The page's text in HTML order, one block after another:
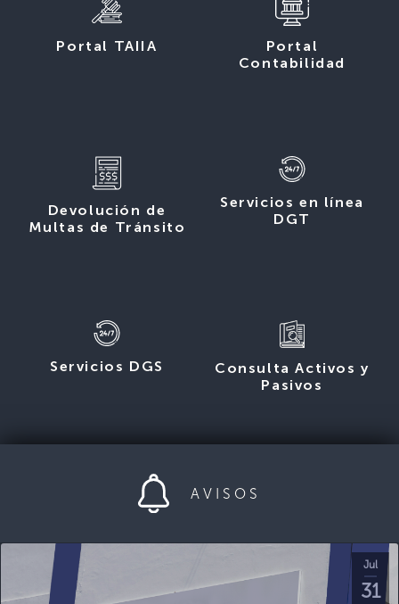
Portal TAIIA
Portal
Contabilidad
Devolución de
Multas de Tránsito
Servicios en línea
DGT
Servicios DGS
Consulta Activos y
Pasivos
AVISOS
Jul
31